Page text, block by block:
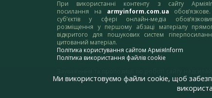
При використанні контенту з сайту
посилання на armyinform.com.ua
суб’єктів у сфері онлайн-медіа
розміщення у першому абзаці матеріалу
відкритого для пошукових систем
цитований матеріал.
Політика користування сайтом АрміяInform
Політика використання файлів cookie
адресу:webmaster@armyinform.com.ua
Ми використовуємо файли cookie, щоб